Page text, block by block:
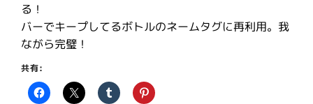
る！
バーでキープしてるボトルのネームタグに再利用。我
ながら完璧！
共有: